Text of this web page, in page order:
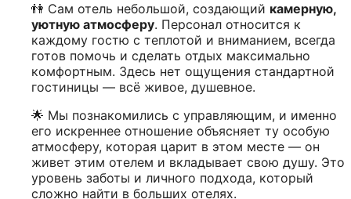
👫 Сам отель небольшой, создающий камерную,
уютную атмосферу. Персонал относится к
каждому гостю с теплотой и вниманием, всегда
готов помочь и сделать отдых максимально
комфортным. Здесь нет ощущения стандартной
гостиницы — всё живое, душевное.
🌟 Мы познакомились с управляющим, и именно
его искреннее отношение объясняет ту особую
атмосферу, которая царит в этом месте — он
живет этим отелем и вкладывает свою душу. Это
уровень заботы и личного подхода, который
сложно найти в больших отелях.